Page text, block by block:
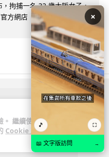
。 繼續使用
Cookie 政
拘捕一名 32 歲大阪女子，
方網店「JUMP
×
🎵 ⛶
📖 文字版訪問 →